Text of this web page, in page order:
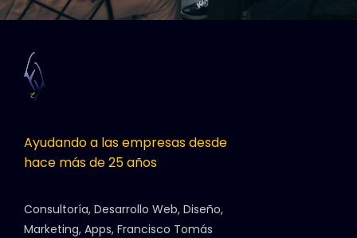
Ayudando a las empresas desde
hace más de 25 años
Consultoría, Desarrollo Web, Diseño,
Marketing, Apps, Francisco Tomás